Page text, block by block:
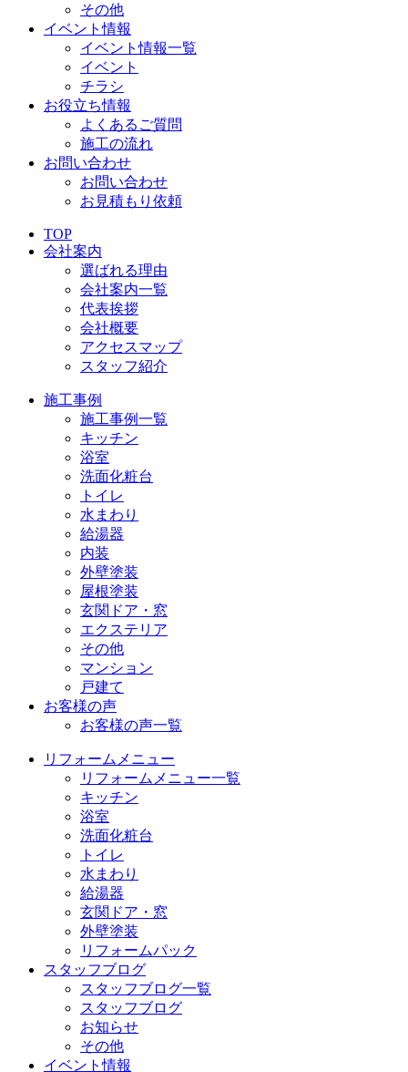
その他
イベント情報
イベント情報一覧
イベント
チラシ
お役立ち情報
よくあるご質問
施工の流れ
お問い合わせ
お問い合わせ
お見積もり依頼
TOP
会社案内
選ばれる理由
会社案内一覧
代表挨拶
会社概要
アクセスマップ
スタッフ紹介
施工事例
施工事例一覧
キッチン
浴室
洗面化粧台
トイレ
水まわり
給湯器
内装
外壁塗装
屋根塗装
玄関ドア・窓
エクステリア
その他
マンション
戸建て
お客様の声
お客様の声一覧
リフォームメニュー
リフォームメニュー一覧
キッチン
浴室
洗面化粧台
トイレ
水まわり
給湯器
玄関ドア・窓
外壁塗装
リフォームパック
スタッフブログ
スタッフブログ一覧
スタッフブログ
お知らせ
その他
イベント情報